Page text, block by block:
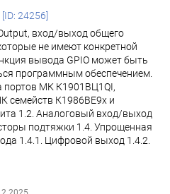
24256]
вход/выход общего
не имеют конкретной
вывода GPIO может быть
программным обеспечением.
портов МК К1901ВЦ1QI,
семейств К1986ВЕ9x и
1.2. Аналоговый вход/выход
подтяжки 1.4. Упрощенная
1.4.1. Цифровой выход 1.4.2.